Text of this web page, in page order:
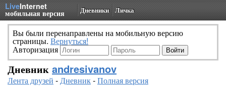
LiveInternet
мобильная версия Дневники Личка
Вы были перенаправлены на мобильную версию
страницы. Вернуться!
Авторизация
Дневник andresivanov
Лента друзей -Дневник-Полная версия